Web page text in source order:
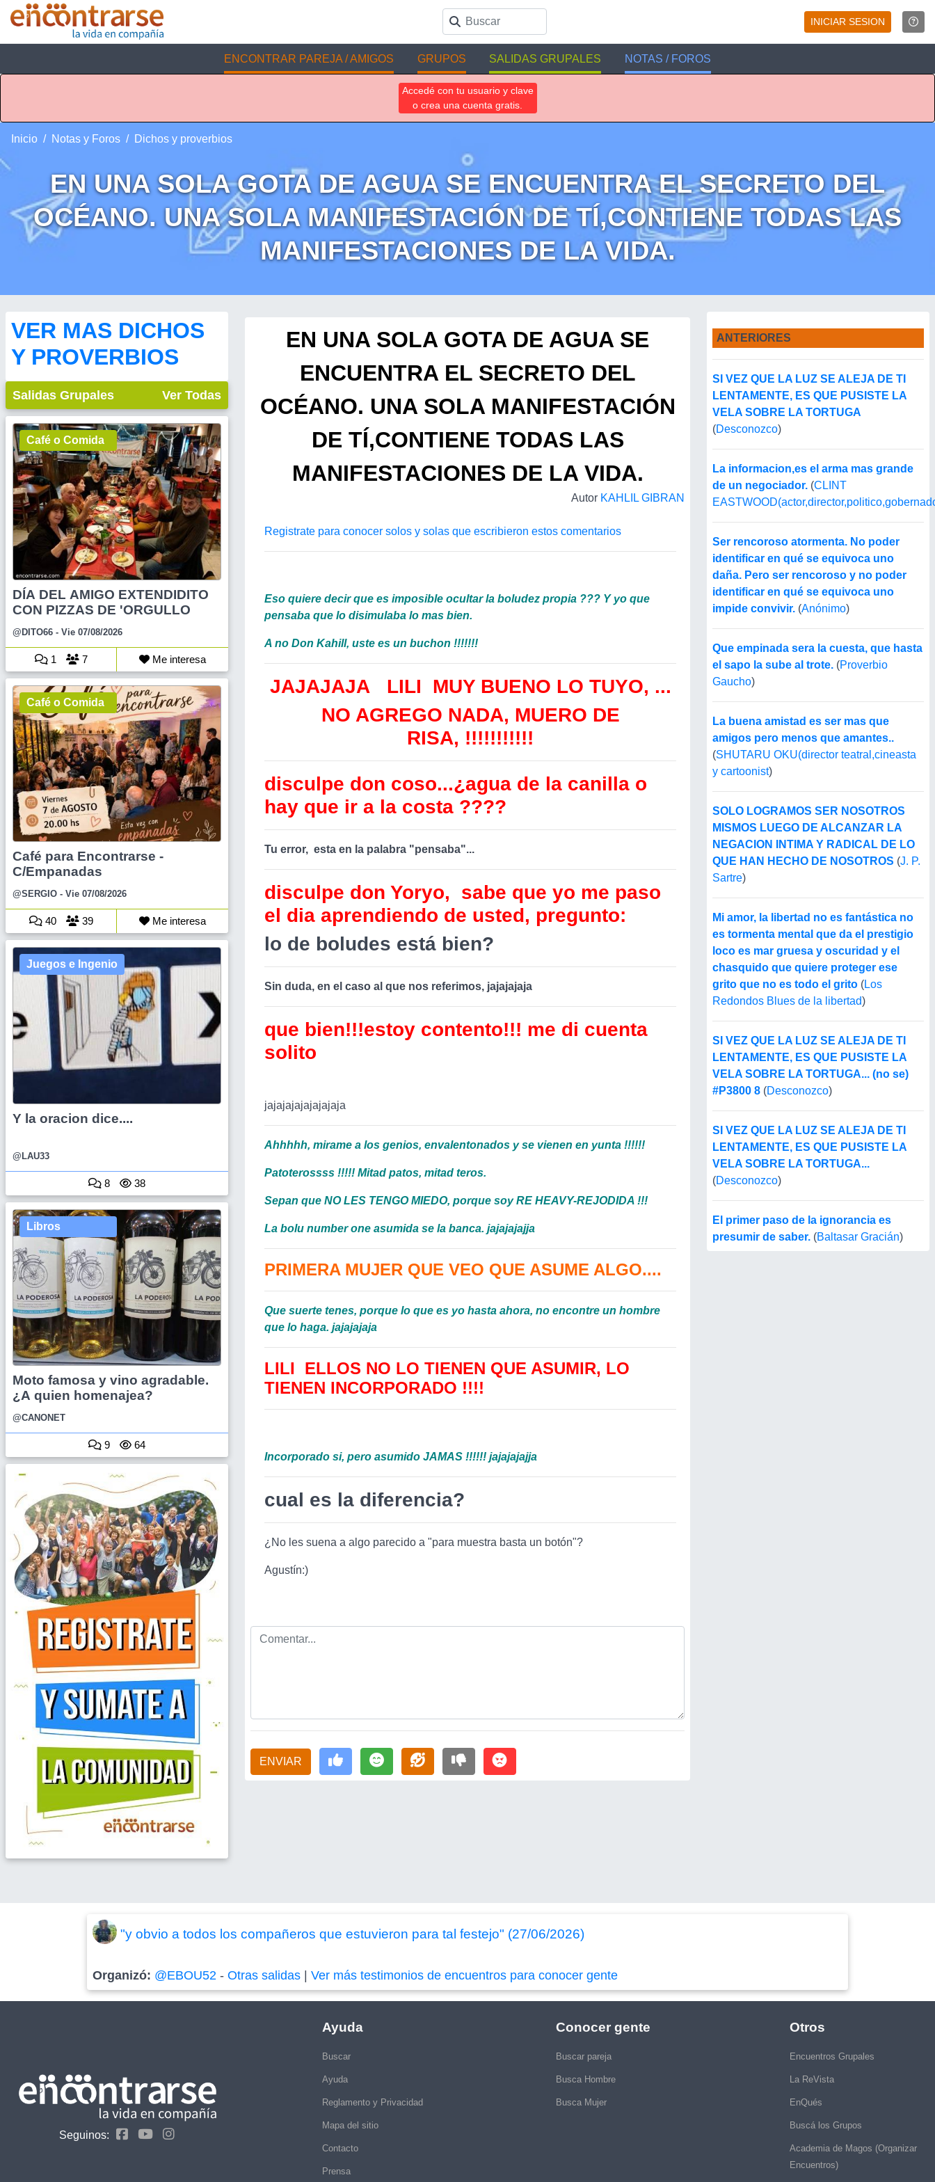
INICIAR SESION
ENCONTRAR PAREJA / AMIGOS GRUPOS SALIDAS GRUPALES NOTAS / FOROS
Accedé con tu usuario y clave
o crea una cuenta gratis.
Inicio Notas y Foros Dichos y proverbios
EN UNA SOLA GOTA DE AGUA SE ENCUENTRA EL SECRETO DEL
OCÉANO. UNA SOLA MANIFESTACIÓN DE TÍ,CONTIENE TODAS LAS
MANIFESTACIONES DE LA VIDA.
VER MAS DICHOS
Y PROVERBIOS
Salidas Grupales Ver Todas
Café o Comida
DÍA DEL AMIGO EXTENDIDITO
CON PIZZAS DE 'ORGULLO
@DITO66 - Vie 07/08/2026
1 7 Me interesa
Café o Comida
Café para Encontrarse -
C/Empanadas
@SERGIO - Vie 07/08/2026
40 39 Me interesa
Juegos e Ingenio
Y la oracion dice....
@LAU33
8 38
Libros
Moto famosa y vino agradable.
¿A quien homenajea?
@CANONET
9 64
EN UNA SOLA GOTA DE AGUA SE
ENCUENTRA EL SECRETO DEL
OCÉANO. UNA SOLA MANIFESTACIÓN
DE TÍ,CONTIENE TODAS LAS
MANIFESTACIONES DE LA VIDA.
Autor KAHLIL GIBRAN
Registrate para conocer solos y solas que escribieron estos comentarios
Eso quiere decir que es imposible ocultar la boludez propia ??? Y yo que
pensaba que lo disimulaba lo mas bien.
A no Don Kahill, uste es un buchon !!!!!!!
JAJAJAJA LILI MUY BUENO LO TUYO, ...
NO AGREGO NADA, MUERO DE
RISA, !!!!!!!!!!!
disculpe don coso...¿agua de la canilla o
hay que ir a la costa ????
Tu error, esta en la palabra "pensaba"...
disculpe don Yoryo, sabe que yo me paso
el dia aprendiendo de usted, pregunto:
lo de boludes está bien?
Sin duda, en el caso al que nos referimos, jajajajaja
que bien!!!estoy contento!!! me di cuenta
solito
jajajajajajajajaja
Ahhhhh, mirame a los genios, envalentonados y se vienen en yunta !!!!!!
Patoterossss !!!!! Mitad patos, mitad teros.
Sepan que NO LES TENGO MIEDO, porque soy RE HEAVY-REJODIDA !!!
La bolu number one asumida se la banca. jajajajajja
PRIMERA MUJER QUE VEO QUE ASUME ALGO....
Que suerte tenes, porque lo que es yo hasta ahora, no encontre un hombre
que lo haga. jajajajaja
LILI ELLOS NO LO TIENEN QUE ASUMIR, LO
TIENEN INCORPORADO !!!!
Incorporado si, pero asumido JAMAS !!!!!! jajajajajja
cual es la diferencia?
¿No les suena a algo parecido a "para muestra basta un botón"?
Agustín:)
ENVIAR
ANTERIORES
SI VEZ QUE LA LUZ SE ALEJA DE TI
LENTAMENTE, ES QUE PUSISTE LA
VELA SOBRE LA TORTUGA
(Desconozco)
La informacion,es el arma mas grande
de un negociador. (CLINT
Ser rencoroso atormenta. No poder
identificar en qué se equivoca uno
daña. Pero ser rencoroso y no poder
identificar en qué se equivoca uno
impide convivir. (Anónimo)
Que empinada sera la cuesta, que hasta
el sapo la sube al trote. (Proverbio
Gaucho)
La buena amistad es ser mas que
amigos pero menos que amantes..
(SHUTARU OKU(director teatral,cineasta
y cartoonist)
SOLO LOGRAMOS SER NOSOTROS
MISMOS LUEGO DE ALCANZAR LA
NEGACION INTIMA Y RADICAL DE LO
QUE HAN HECHO DE NOSOTROS (J. P.
Sartre)
Mi amor, la libertad no es fantástica no
es tormenta mental que da el prestigio
loco es mar gruesa y oscuridad y el
chasquido que quiere proteger ese
grito que no es todo el grito (Los
Redondos Blues de la libertad)
SI VEZ QUE LA LUZ SE ALEJA DE TI
LENTAMENTE, ES QUE PUSISTE LA
VELA SOBRE LA TORTUGA... (no se)
#P3800 8 (Desconozco)
SI VEZ QUE LA LUZ SE ALEJA DE TI
LENTAMENTE, ES QUE PUSISTE LA
VELA SOBRE LA TORTUGA...
(Desconozco)
El primer paso de la ignorancia es
presumir de saber. (Baltasar Gracián)
"y obvio a todos los compañeros que estuvieron para tal festejo" (27/06/2026)
Organizó: @EBOU52 -Otras salidas |Ver más testimonios de encuentros para conocer gente
Seguinos:
Ayuda
Buscar
Ayuda
Reglamento y Privacidad
Mapa del sitio
Contacto
Prensa
Conocer gente
Buscar pareja
Busca Hombre
Busca Mujer
Otros
Encuentros Grupales
La ReVista
EnQués
Buscá los Grupos
Academia de Magos (Organizar
Encuentros)